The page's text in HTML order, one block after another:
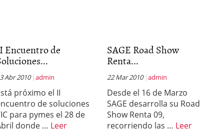
Encuentro de
Abr 2010 admin
próximo el II
de soluciones
para pymes el 28 de
donde … Leer
SAGE Road Show
Renta...
22 Mar 2010 admin
Desde el 16 de Marzo
SAGE desarrolla su Road
Show Renta 09,
recorriendo las … Leer